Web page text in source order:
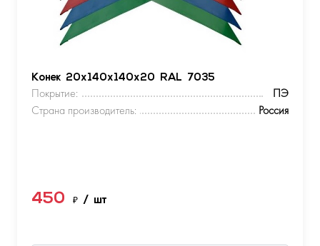
Конек 20х140х140х20 RAL 7035
Покрытие:
ПЭ
Страна производитель:
Россия
450 ₽ / шт